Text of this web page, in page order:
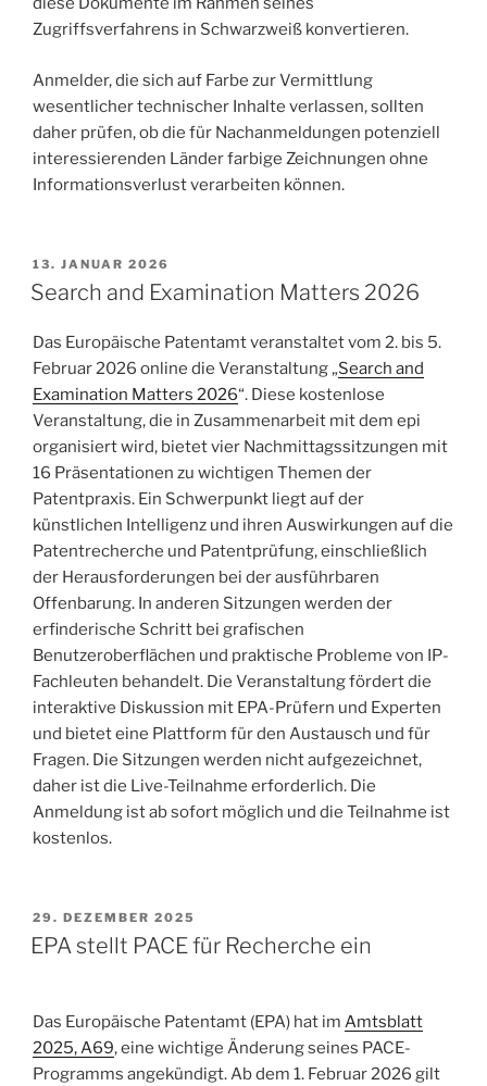
Zugriffsverfahrens in Schwarzweiß konvertieren.
Anmelder, die sich auf Farbe zur Vermittlung
wesentlicher technischer Inhalte verlassen, sollten
daher prüfen, ob die für Nachanmeldungen potenziell
interessierenden Länder farbige Zeichnungen ohne
Informationsverlust verarbeiten können.
VERÖFFENTLICHT
AM
13. JANUAR 2026
Search and Examination Matters 2026
Das Europäische Patentamt veranstaltet vom 2. bis 5.
Februar 2026 online die Veranstaltung „Search and
Examination Matters 2026“. Diese kostenlose
Veranstaltung, die in Zusammenarbeit mit dem epi
organisiert wird, bietet vier Nachmittagssitzungen mit
16 Präsentationen zu wichtigen Themen der
Patentpraxis. Ein Schwerpunkt liegt auf der
künstlichen Intelligenz und ihren Auswirkungen auf die
Patentrecherche und Patentprüfung, einschließlich
der Herausforderungen bei der ausführbaren
Offenbarung. In anderen Sitzungen werden der
erfinderische Schritt bei grafischen
Benutzeroberflächen und praktische Probleme von IP-
Fachleuten behandelt. Die Veranstaltung fördert die
interaktive Diskussion mit EPA-Prüfern und Experten
und bietet eine Plattform für den Austausch und für
Fragen. Die Sitzungen werden nicht aufgezeichnet,
daher ist die Live-Teilnahme erforderlich. Die
Anmeldung ist ab sofort möglich und die Teilnahme ist
kostenlos.
VERÖFFENTLICHT
AM
29. DEZEMBER 2025
EPA stellt PACE für Recherche ein
Das Europäische Patentamt (EPA) hat im Amtsblatt
2025, A69, eine wichtige Änderung seines PACE-
Programms angekündigt. Ab dem 1. Februar 2026 gilt